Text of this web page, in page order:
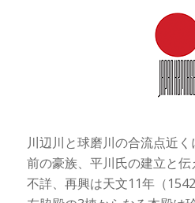
川辺川と球磨川の合流点近
前の豪族、平川氏の建立と
不詳、再興は天文11年（